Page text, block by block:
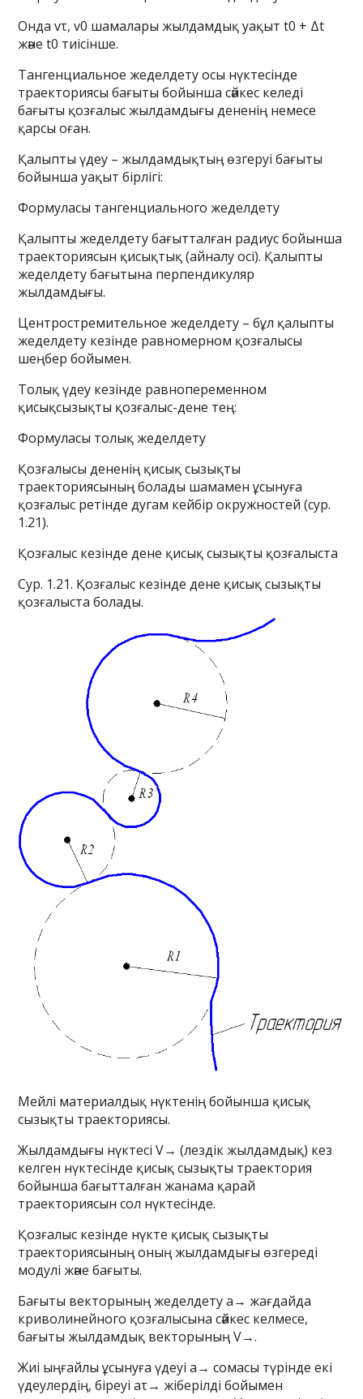
Онда vτ, v0 шамалары жылдамдық уақыт t0 + Δt
және t0 тиісінше.
Тангенциальное жеделдету осы нүктесінде
траекториясы бағыты бойынша сәйкес келеді
бағыты қозғалыс жылдамдығы дененің немесе
қарсы оған.
Қалыпты үдеу – жылдамдықтың өзгеруі бағыты
бойынша уақыт бірлігі:
Формуласы тангенциального жеделдету
Қалыпты жеделдету бағытталған радиус бойынша
траекториясын қисықтық (айналу осі). Қалыпты
жеделдету бағытына перпендикуляр
жылдамдығы.
Центростремительное жеделдету – бұл қалыпты
жеделдету кезінде равномерном қозғалысы
шеңбер бойымен.
Толық үдеу кезінде равнопеременном
қисықсызықты қозғалыс-дене тең:
Формуласы толық жеделдету
Қозғалысы дененің қисық сызықты
траекториясының болады шамамен ұсынуға
қозғалыс ретінде дугам кейбір окружностей (сур.
1.21).
Қозғалыс кезінде дене қисық сызықты қозғалыста
Сур. 1.21. Қозғалыс кезінде дене қисық сызықты
қозғалыста болады.
Мейлі материалдық нүктенің бойынша қисық
сызықты траекториясы.
Жылдамдығы нүктесі V→ (лездік жылдамдық) кез
келген нүктесінде қисық сызықты траектория
бойынша бағытталған жанама қарай
траекториясын сол нүктесінде.
Қозғалыс кезінде нүкте қисық сызықты
траекториясының оның жылдамдығы өзгереді
модулі және бағыты.
Бағыты векторының жеделдету a→ жағдайда
криволинейного қозғалысына сәйкес келмесе,
бағыты жылдамдық векторының V→.
Жиі ыңғайлы ұсынуға үдеуі a→ сомасы түрінде екі
үдеулердің, біреуі aτ→ жіберілді бойымен